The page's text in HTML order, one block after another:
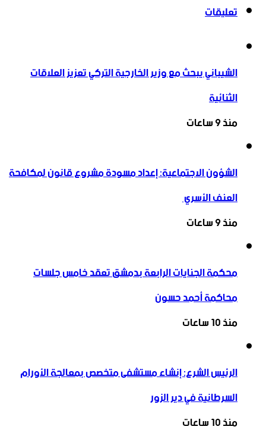
تعليقات
الشيباني يبحث مع وزير الخارجية التركي تعزيز العلاقات
الثنائية
منذ 9 ساعات
الشؤون الاجتماعية: إعداد مسودة مشروع قانون لمكافحة
العنف الأسري ‏
منذ 9 ساعات
محكمة الجنايات الرابعة بدمشق تعقد خامس جلسات
محاكمة أحمد حسون
منذ 10 ساعات
الرئيس الشرع: إنشاء ‌‏مستشفى متخصص بمعالجة الأورام
السرطانية في دير الزور
منذ 10 ساعات